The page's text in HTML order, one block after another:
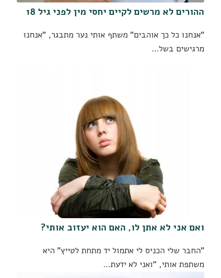
ההורים לא מרשים לקיים יחסי מין לפני גיל 18
"אנחנו כל כך אוהבים" משתף אותי נער מתבגר, "אנחנו
מרגישים בשל…
ואם אני לא אתן לו, האם הוא יעזוב אותי?
"החבר שלי הכניס לי אתמול יד מתחת לטייץ" היא
משתפת אותי, "ואני לא ידעת…